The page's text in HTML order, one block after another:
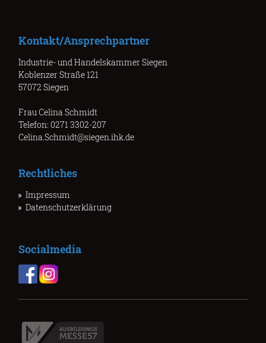
Kontakt/Ansprechpartner
Industrie- und Handelskammer Siegen
Koblenzer Straße 121
57072 Siegen
Frau Celina Schmidt
Telefon: 0271 3302-207
Celina.Schmidt@siegen.ihk.de
Rechtliches
Impressum
Datenschutzerklärung
Socialmedia